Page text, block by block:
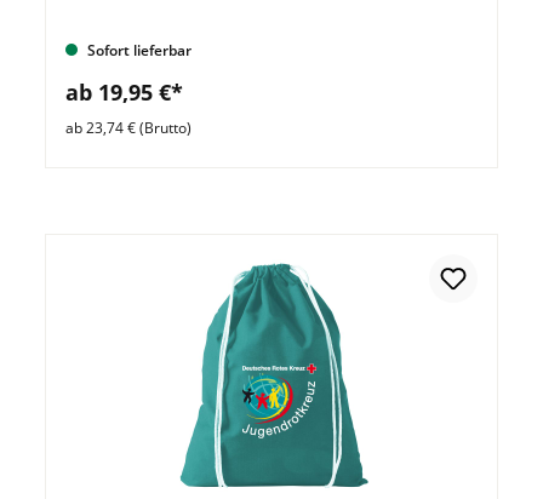
Sofort lieferbar
ab 19,95 €*
ab 23,74 € (Brutto)